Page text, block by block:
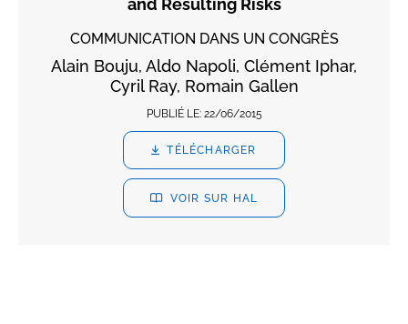
and Resulting Risks
COMMUNICATION DANS UN CONGRÈS
Alain Bouju, Aldo Napoli, Clément Iphar,
Cyril Ray, Romain Gallen
PUBLIÉ LE: 22/06/2015
TÉLÉCHARGER
VOIR SUR HAL